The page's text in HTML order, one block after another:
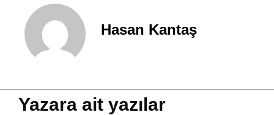
Hasan Kantaş
Yazara ait yazılar